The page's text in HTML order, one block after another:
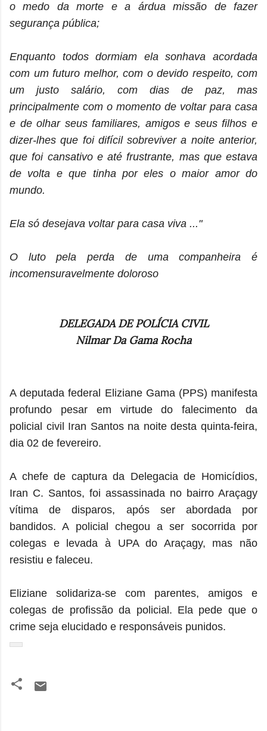
o medo da morte e a árdua missão de fazer
segurança pública;
Enquanto todos dormiam ela sonhava acordada
com um futuro melhor, com o devido respeito, com
um justo salário, com dias de paz, mas
principalmente com o momento de voltar para casa
e de olhar seus familiares, amigos e seus filhos e
dizer-lhes que foi difícil sobreviver a noite anterior,
que foi cansativo e até frustrante, mas que estava
de volta e que tinha por eles o maior amor do
mundo.
Ela só desejava voltar para casa viva ..."
O luto pela perda de uma companheira é
incomensuravelmente doloroso
DELEGADA DE POLÍCIA CIVIL
Nilmar Da Gama Rocha
A deputada federal Eliziane Gama (PPS) manifesta
profundo pesar em virtude do falecimento da
policial civil Iran Santos na noite desta quinta-feira,
dia 02 de fevereiro.
A chefe de captura da Delegacia de Homicídios,
Iran C. Santos, foi assassinada no bairro Araçagy
vítima de disparos, após ser abordada por
bandidos. A policial chegou a ser socorrida por
colegas e levada à UPA do Araçagy, mas não
resistiu e faleceu.
Eliziane solidariza-se com parentes, amigos e
colegas de profissão da policial. Ela pede que o
crime seja elucidado e responsáveis punidos.